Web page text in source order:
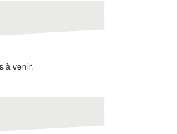
à venir.